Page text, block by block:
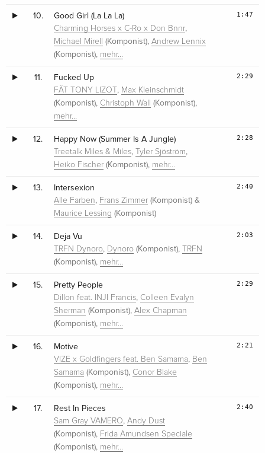
10. Good Girl (La La La)
Charming Horses x C-Ro x Don Bnnr,
Michael Mirell (Komponist),Andrew Lennix
(Komponist), mehr…
1:47
11. Fucked Up
FÄT TONY LIZOT , Max Kleinschmidt
(Komponist), Christoph Wall (Komponist),
mehr…
2:29
12. Happy Now (Summer Is A Jungle)
Treetalk Miles & Miles, Tyler Sjöström,
Heiko Fischer (Komponist), mehr…
2:28
13. Intersexion
Alle Farben, Frans Zimmer (Komponist) &
Maurice Lessing (Komponist)
2:40
14. Deja Vu
TRFN Dynoro, Dynoro (Komponist), TRFN
(Komponist), mehr…
2:03
15. Pretty People
Dillon feat. INJI Francis, Colleen Evalyn
Sherman (Komponist),Alex Chapman
(Komponist), mehr…
2:29
16. Motive
VIZE x Goldfingers feat. Ben Samama, Ben
Samama (Komponist), Conor Blake
(Komponist), mehr…
2:21
17. Rest In Pieces
Sam Gray VAMERO,Andy Dust
(Komponist), Frida Amundsen Speciale
(Komponist), mehr…
2:40